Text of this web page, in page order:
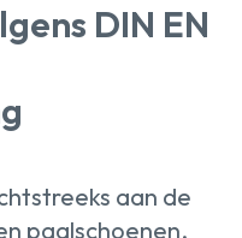
DIN EN
aan de
paalschoenen.